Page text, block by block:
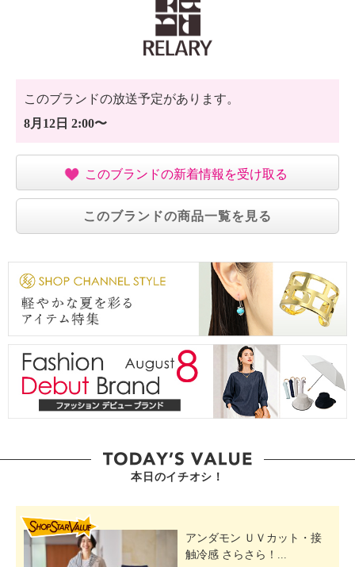
このブランドの放送予定があります。
8月12日 2:00〜
このブランドの新着情報を受け取る
このブランドの商品一覧を見る
本日のイチオシ！
アンダモン ＵＶカット・接
触冷感 さらさら！...